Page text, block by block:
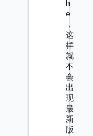
h
e
，
这
样
就
不
会
出
现
最
新
版